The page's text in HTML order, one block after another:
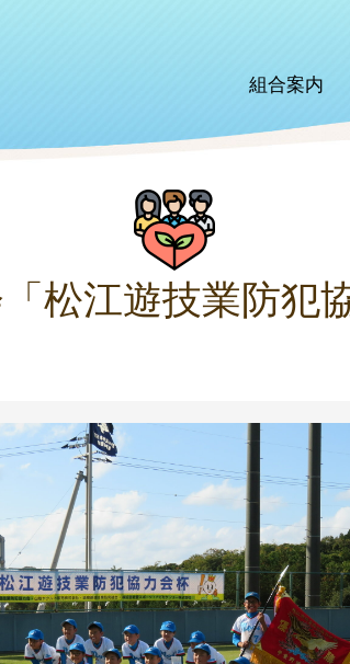
組合案内
松江遊技業防犯